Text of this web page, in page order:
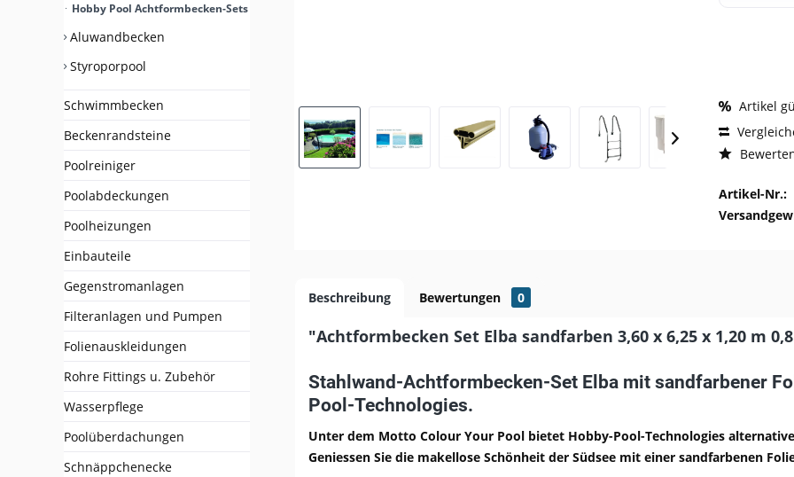
Hobby Pool Achtformbecken-Sets
Aluwandbecken
Styroporpool
Schwimmbecken
Beckenrandsteine
Poolreiniger
Poolabdeckungen
Poolheizungen
Einbauteile
Gegenstromanlagen
Filteranlagen und Pumpen
Folienauskleidungen
Rohre Fittings u. Zubehör
Wasserpflege
Poolüberdachungen
Schnäppchenecke
Artikel
Artikel-Nr.:
Beschreibung Bewertungen 0
"Achtformbecken Set Elba sandfarben 3,60 x 6,25 x 1,20 m
Stahlwand-Achtformbecken-Set Elba mit sandfarbener
Pool-Technologies.
Unter dem Motto Colour Your Pool bietet Hobby-Pool-Technologies
Geniessen Sie die makellose Schönheit der Südsee mit einer sandfarbenen